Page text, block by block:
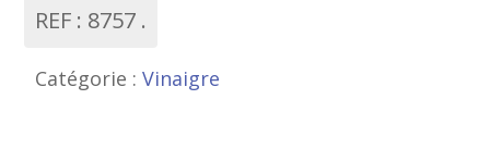
REF : 8757
Catégorie :Vinaigre